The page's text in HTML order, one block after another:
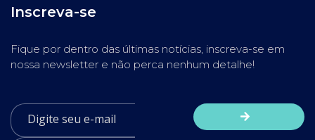
Inscreva-se
Fique por dentro das últimas notícias, inscreva-se em
nossa newsletter e não perca nenhum detalhe!